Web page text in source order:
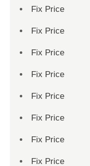
Fix Price
Fix Price
Fix Price
Fix Price
Fix Price
Fix Price
Fix Price
Fix Price